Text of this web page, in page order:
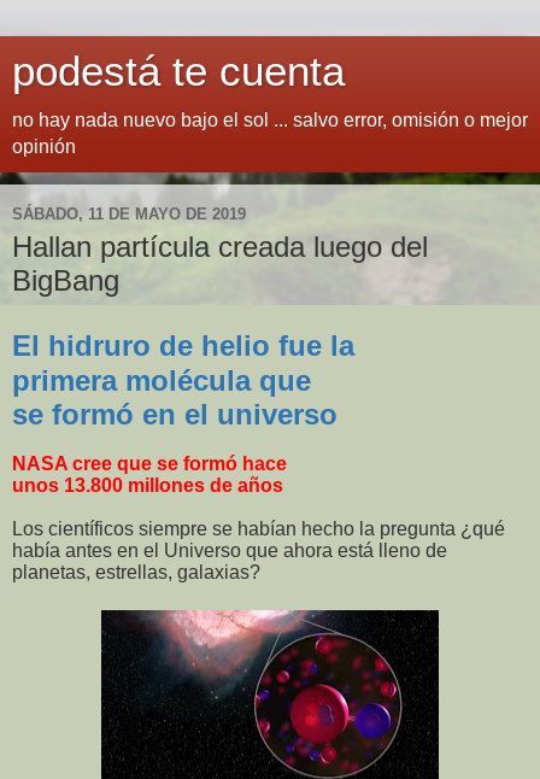
podestá te cuenta
no hay nada nuevo bajo el sol ... salvo error, omisión o mejor
opinión
SÁBADO, 11 DE MAYO DE 2019
Hallan partícula creada luego del
BigBang
El hidruro de helio fue la
primera molécula que
se formó en el universo
NASA cree que se formó hace
unos 13.800 millones de años
Los científicos siempre se habían hecho la pregunta ¿qué
había antes en el Universo que ahora está lleno de
planetas, estrellas, galaxias?